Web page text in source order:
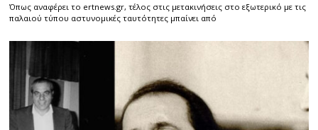
Όπως αναφέρει το ertnews.gr, τέλος στις μετακινήσεις στο εξωτερικό με τις
παλαιού τύπου αστυνομικές ταυτότητες μπαίνει από